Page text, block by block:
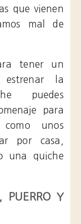
que vienen
mal de
tener un
estrenar la
puedes
para
unos
por casa,
una quiche
PUERRO Y